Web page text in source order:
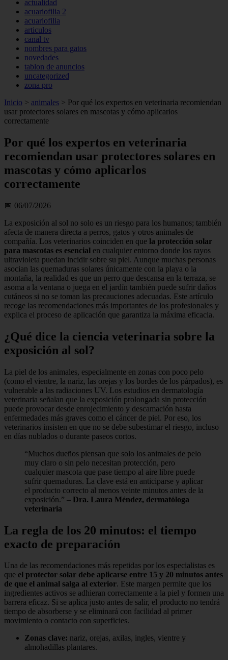
actualidad
acuariofilia 2
acuariofilia
articulos
canal tv
nombres para gatos
novedades
tablon de anuncios
uncategorized
zona pro
Inicio > animales > Por qué los expertos en veterinaria recomiendan
usar protectores solares en mascotas y cómo aplicarlos
correctamente
Por qué los expertos en veterinaria
recomiendan usar protectores solares en
mascotas y cómo aplicarlos
correctamente
📅 06/07/2026
La exposición al sol no solo es un riesgo para los humanos; también
afecta de manera directa a perros, gatos y otros animales de
compañía. Los veterinarios coinciden en que la protección solar
para mascotas es esencial en cualquier entorno donde los rayos
ultravioleta puedan incidir sobre su piel. Aunque muchas personas
asocian las quemaduras solares únicamente con la playa o la
montaña, la realidad es que un perro que descansa en la terraza, se
asoma a la ventana o juega en el jardín también puede sufrir daños
cutáneos si no se toman las precauciones adecuadas. Este artículo
recoge las recomendaciones más importantes de los profesionales y
explica el proceso de aplicación que garantiza la máxima eficacia.
¿Qué dice la ciencia veterinaria sobre la
exposición al sol?
La piel de los animales, especialmente en zonas con poco pelo
(como el vientre, la nariz, las orejas y los bordes de los párpados), es
vulnerable a las radiaciones UV. Los estudios en dermatología
veterinaria señalan que la exposición prolongada sin protección
puede provocar desde enrojecimiento y descamación hasta
enfermedades más graves como el cáncer de piel. Por eso, los
veterinarios insisten en que no se debe subestimar el riesgo, incluso
en días nublados o durante paseos cortos.
“Muchos dueños piensan que solo los animales de pelo
muy claro o sin pelo necesitan protección, pero
cualquier mascota que pase tiempo al aire libre puede
sufrir quemaduras. La clave está en anticiparse y aplicar
el producto correcto al menos veinte minutos antes de la
exposición.” – Dra. Laura Méndez, dermatóloga
veterinaria
La regla de los 20 minutos: el tiempo
exacto de preparación
Una de las recomendaciones más repetidas por los especialistas es
que el protector solar debe aplicarse entre 15 y 20 minutos antes
de que el animal salga al exterior. Este margen permite que los
ingredientes activos se adhieran correctamente a la piel y formen una
barrera eficaz. Si se aplica justo antes de salir, el producto no tendrá
tiempo de absorberse y se eliminará con facilidad al primer
movimiento o contacto con superficies.
Zonas clave: nariz, orejas, axilas, ingles, vientre y
almohadillas plantares.